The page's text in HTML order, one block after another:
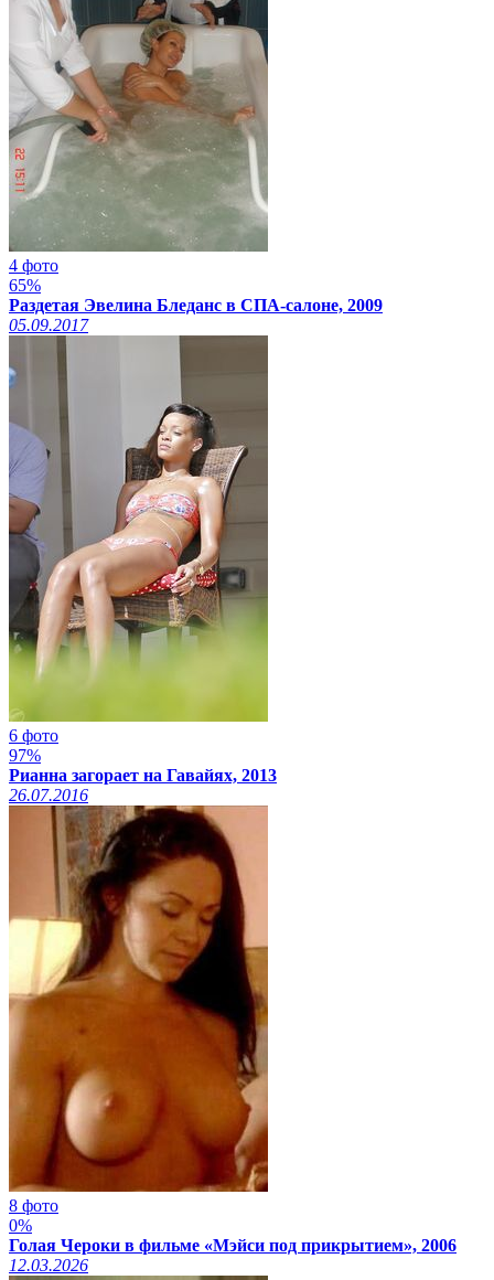
4 фото
65%
Раздетая Эвелина Бледанс в СПА-салоне, 2009
05.09.2017
6 фото
97%
Рианна загорает на Гавайях, 2013
26.07.2016
8 фото
0%
Голая Чероки в фильме «Мэйси под прикрытием», 2006
12.03.2026